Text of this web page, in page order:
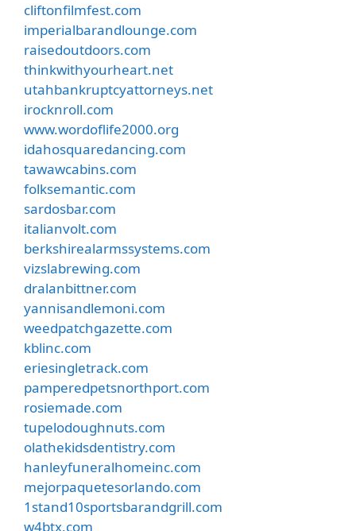
cliftonfilmfest.com
imperialbarandlounge.com
raisedoutdoors.com
thinkwithyourheart.net
utahbankruptcyattorneys.net
irocknroll.com
www.wordoflife2000.org
idahosquaredancing.com
tawawcabins.com
folksemantic.com
sardosbar.com
italianvolt.com
berkshirealarmssystems.com
vizslabrewing.com
dralanbittner.com
yannisandlemoni.com
weedpatchgazette.com
kblinc.com
eriesingletrack.com
pamperedpetsnorthport.com
rosiemade.com
tupelodoughnuts.com
olathekidsdentistry.com
hanleyfuneralhomeinc.com
mejorpaquetesorlando.com
1stand10sportsbarandgrill.com
w4btx.com